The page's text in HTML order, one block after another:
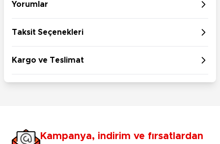
Yorumlar
Taksit Seçenekleri
Kargo ve Teslimat
Kampanya, indirim ve fırsatlardan